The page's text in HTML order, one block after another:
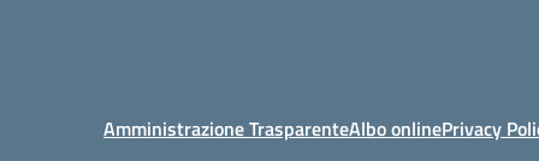
Amministrazione TrasparenteAlbo onlinePrivacy